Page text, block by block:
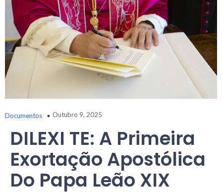
Documentos Outubro 9, 2025
DILEXI TE: A Primeira
Exortação Apostólica
Do Papa Leão XIX